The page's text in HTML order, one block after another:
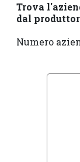
Trova
dal
Numero